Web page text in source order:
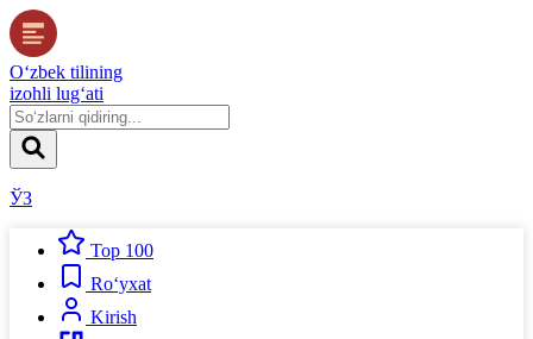
O‘zbek tilining
izohli lug‘ati
ЎЗ
Top 100
Ro‘yxat
Kirish